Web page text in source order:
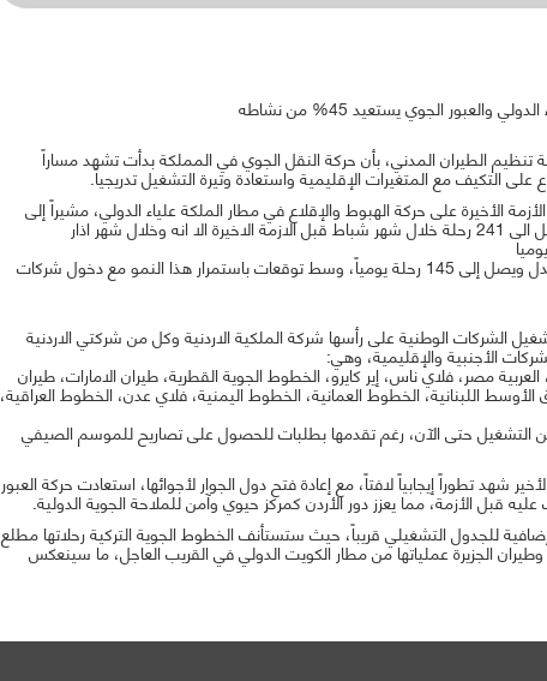
الجوي يستعيد 45% من نشاطه
الطيران المدني، بأن حركة النقل الجوي في المملكة بدأت تشهد مساراً
التكيف مع المتغيرات الإقليمية واستعادة وتيرة التشغيل تدريجياً.
الأخيرة على حركة الهبوط والإقلاع في مطار الملكة علياء الدولي، مشيراً إلى
شهر اذار
وخلا شهر نيسان بدأت الحركة بالتحسن التدريجي ليرتفع المعدل ويصل إلى 145 رحلة يومياً، وسط توقعات باستمرار هذا النمو مع دخول شركات
الشركات الوطنية على رأسها شركة الملكية الاردنية وكل من شركتي الاردنية
الأجنبية والإقليمية، وهي:
مصر، فلاي ناس، إير كايرو، الخطوط الجوية القطرية، طيران الامارات، طيران
الأوسط اللبنانية، الخطوط العمانية، الخطوط اليمنية، فلاي عدن، الخطوط العراقية،
لا تزال متوقفة عن التشغيل حتى الآن، رغم تقدمها بطلبات للحصول على تصاريح للموسم الصيفي
شهد تطوراً إيجابياً لافتاً، مع إعادة فتح دول الجوار لأجوائها، استعادت حركة العبور
للجدول التشغيلي قريباً، حيث ستستأنف الخطوط الجوية التركية رحلاتها مطلع
الجزيرة عملياتها من مطار الكويت الدولي في القريب العاجل، ما سينعكس